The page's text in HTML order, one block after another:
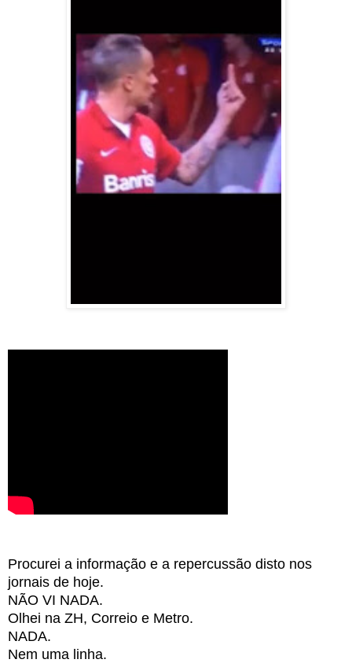
Procurei a informação e a repercussão disto nos
jornais de hoje.
NÃO VI NADA.
Olhei na ZH, Correio e Metro.
NADA.
Nem uma linha.